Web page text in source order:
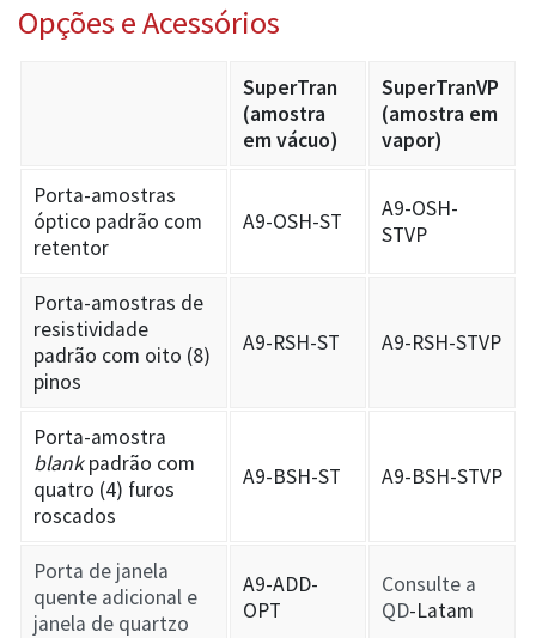
Opções e Acessórios
SuperTran
(amostra
em vácuo)
SuperTranVP
(amostra em
vapor)
Porta-amostras
óptico padrão com
retentor
A9-OSH-ST
A9-OSH-
STVP
Porta-amostras de
resistividade
padrão com oito (8)
pinos
A9-RSH-ST A9-RSH-STVP
Porta-amostra
blankpadrão com
quatro (4) furos
roscados
A9-BSH-ST A9-BSH-STVP
Porta de janela
quente adicional e
janela de quartzo
A9-ADD-
OPT
Consulte a
QD-Latam